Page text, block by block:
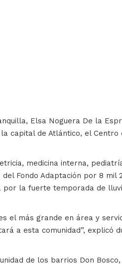
Elsa Noguera De la
capital de Atlántico, el Centro
medicina interna,
Fondo Adaptación por 8 mil
la fuerte temporada de
el más grande en área y
a esta comunidad”, explicó
de los barrios Don Bosco,